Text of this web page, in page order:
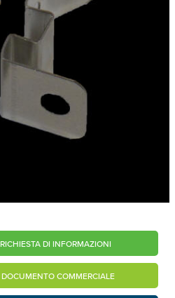
RICHIESTA DI INFORMAZIONI
DOCUMENTO COMMERCIALE